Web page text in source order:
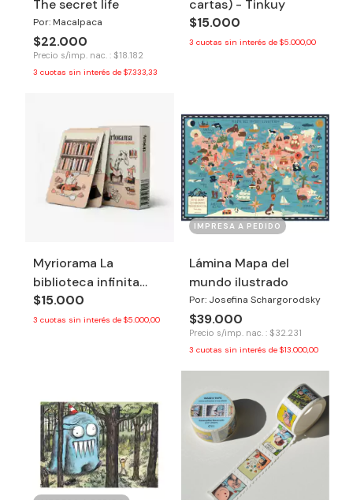
The secret life
Por: Macalpaca
$22.000
Precio s/imp. nac. : $18.182
3 cuotas sin interés de $7.333,33
cartas) - Tinkuy
$15.000
3 cuotas sin interés de $5.000,00
Myriorama La
biblioteca infinita
(mazo de cartas) -
Tinkuy
$15.000
3 cuotas sin interés de $5.000,00
IMPRESA A PEDIDO
Lámina Mapa del
mundo ilustrado
Por: Josefina Schargorodsky
$39.000
Precio s/imp. nac. : $32.231
3 cuotas sin interés de $13.000,00